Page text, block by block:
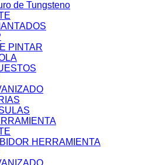
de Tungsteno
PINTAR
HERRAMIENTA